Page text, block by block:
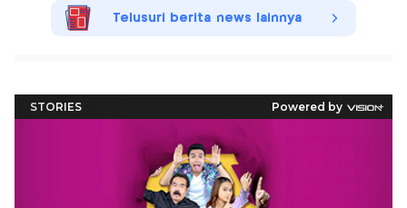
Telusuri berita news lainnya